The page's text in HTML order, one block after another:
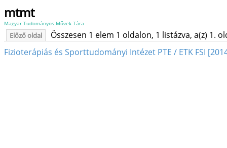
mtmt
Magyar Tudományos Művek Tára
Előző oldal
Összesen 1 elem 1 oldalon, 1 listázva, a(z) 1.
Fizioterápiás és Sporttudományi Intézet PTE / ETK FSI